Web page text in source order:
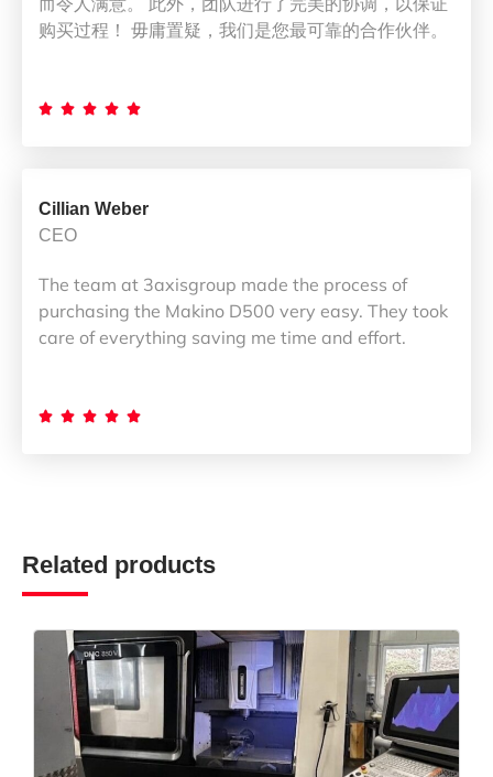
购买过程！ 毋庸置疑，我们是您最可靠的合作伙伴。
    
Cillian Weber
CEO
The team at 3axisgroup made the process of
purchasing the Makino D500 very easy. They took
care of everything saving me time and effort.
    
Related products